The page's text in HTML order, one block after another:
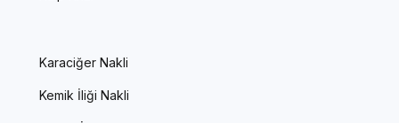
Karaciğer Nakli
Kemik İliği Nakli